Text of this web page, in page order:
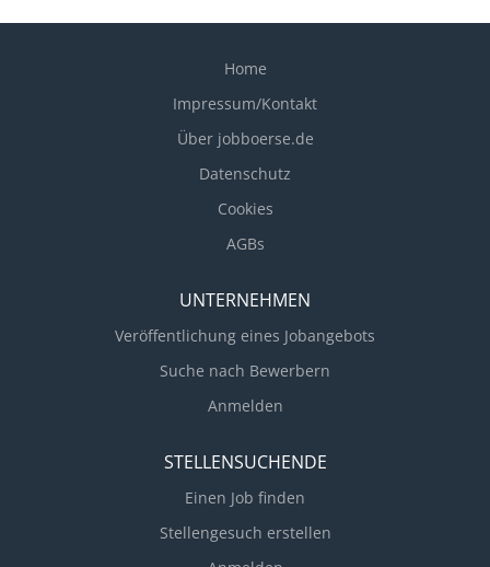
Home
Impressum/Kontakt
Über jobboerse.de
Datenschutz
Cookies
AGBs
UNTERNEHMEN
Veröffentlichung eines Jobangebots
Suche nach Bewerbern
Anmelden
STELLENSUCHENDE
Einen Job finden
Stellengesuch erstellen